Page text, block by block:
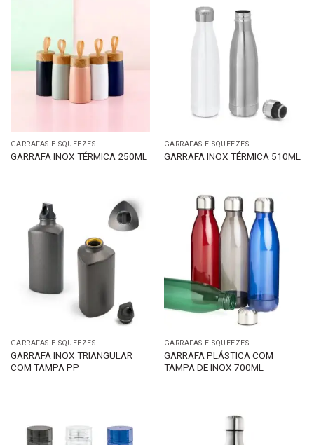
GARRAFAS E SQUEEZES
GARRAFA INOX TÉRMICA 250ML
GARRAFAS E SQUEEZES
GARRAFA INOX TÉRMICA 510ML
GARRAFAS E SQUEEZES
GARRAFA INOX TRIANGULAR
COM TAMPA PP
GARRAFAS E SQUEEZES
GARRAFA PLÁSTICA COM
TAMPA DE INOX 700ML